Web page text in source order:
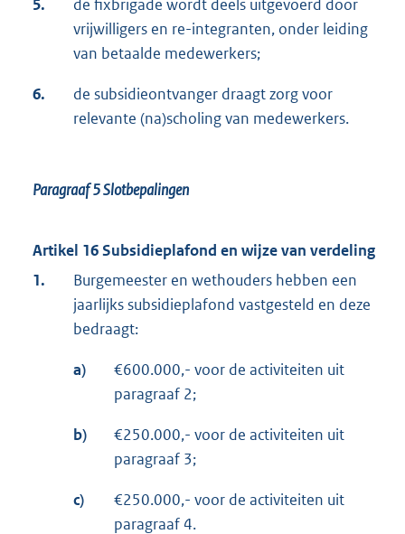
5.
de fixbrigade wordt deels uitgevoerd door
vrijwilligers en re-integranten, onder leiding
van betaalde medewerkers;
6.
de subsidieontvanger draagt zorg voor
relevante (na)scholing van medewerkers.
Paragraaf 5Slotbepalingen
Artikel 16 Subsidieplafond en wijze van verdeling
1.
Burgemeester en wethouders hebben een
jaarlijks subsidieplafond vastgesteld en deze
bedraagt:
a)
€600.000,- voor de activiteiten uit
paragraaf 2;
b)
€250.000,- voor de activiteiten uit
paragraaf 3;
c)
€250.000,- voor de activiteiten uit
paragraaf 4.